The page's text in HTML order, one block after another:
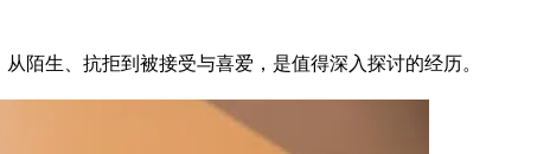
陌生、抗拒到被接受与喜爱，是值得深入探讨的经历。